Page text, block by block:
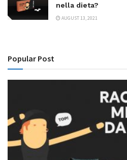
nella dieta?
AUGUST 13, 2021
Popular Post